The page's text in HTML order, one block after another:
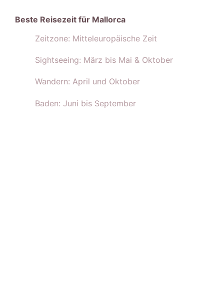
Beste Reisezeit für Mallorca
Zeitzone: Mitteleuropäische Zeit
Sightseeing: März bis Mai & Oktober
Wandern: April und Oktober
Baden: Juni bis September